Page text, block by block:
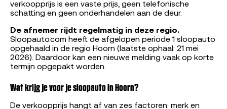
verkoopprijs is een vaste prijs, geen telefonische
schatting en geen onderhandelen aan de deur.
De afnemer rijdt regelmatig in deze regio.
Sloopauto.com heeft de afgelopen periode 1 sloopauto
opgehaald in de regio Hoorn (laatste ophaal: 21 mei
2026). Daardoor kan een nieuwe melding vaak op korte
termijn opgepakt worden.
Wat krijg je voor je sloopauto in Hoorn?
De verkoopprijs hangt af van zes factoren: merk en